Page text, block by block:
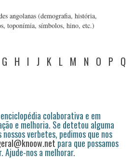
angolanas (demografia, história,
toponímia, símbolos, hino, etc.)
G H I J K L M N O P Q
colaborativa e em
e melhoria. Se detetou alguma
verbetes, pedimos que nos
para que possamos
Ajude-nos a melhorar.